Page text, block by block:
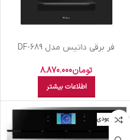
فر برقی داتیس مدل DF-689
تومان8.870.000
اطلاعات بیشتر
اتمام موجودی